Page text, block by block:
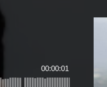
00:00:01